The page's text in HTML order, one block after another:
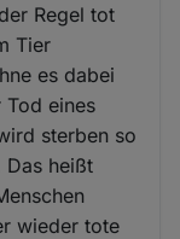
Regel tot
Tier
es dabei
eines
sterben so
Das heißt
wieder tote